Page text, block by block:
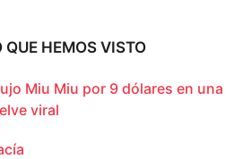
QUE HEMOS VISTO
Miu Miu por 9 dólares en una
viral